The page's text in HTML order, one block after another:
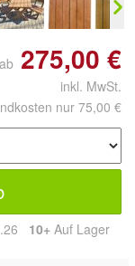
ab 275,00 €
inkl. MwSt.
nur 75,00 €
10+ Auf Lager